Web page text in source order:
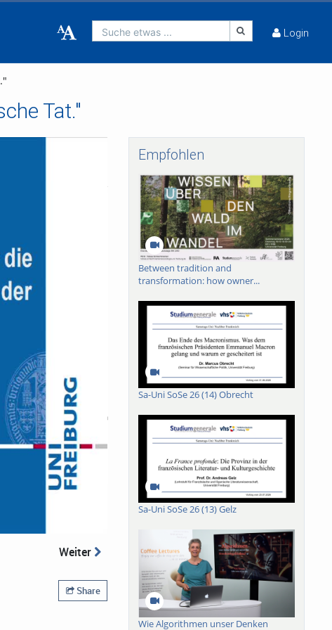
Suche etwas ... Login
Tat."
Weiter
Share
Empfohlen
Between tradition and
transformation: how owner...
Sa-Uni SoSe 26 (14) Obrecht
Sa-Uni SoSe 26 (13) Gelz
Wie Algorithmen unser Denken